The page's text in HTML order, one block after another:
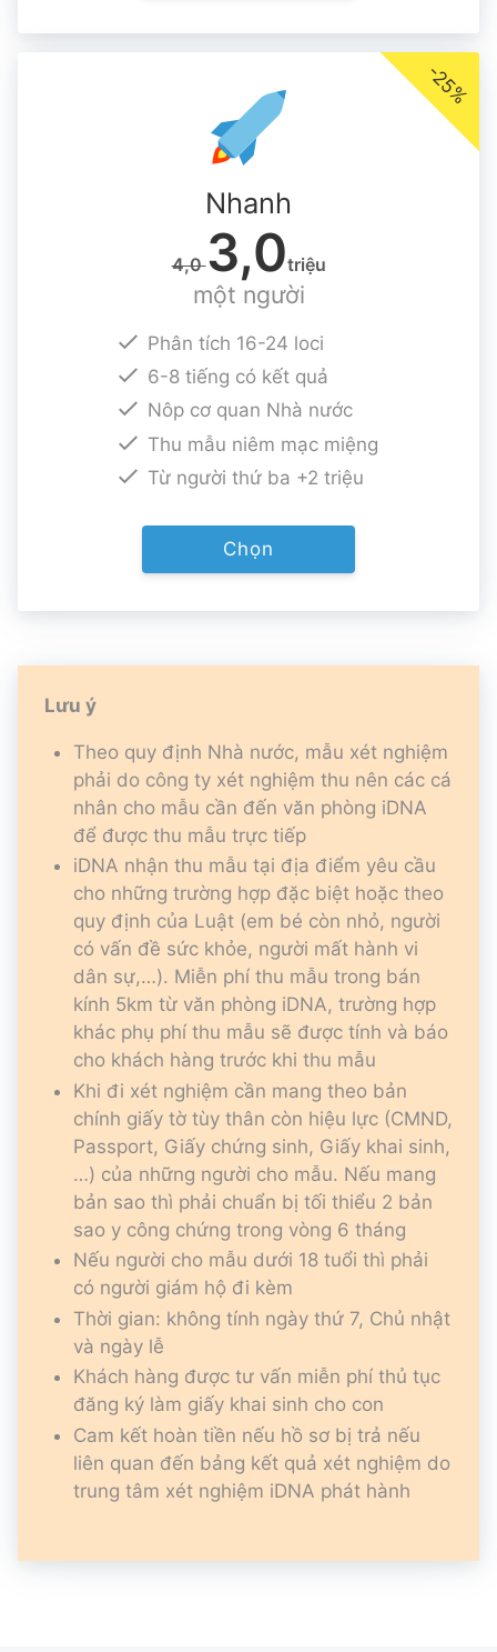
Nhanh
-25%
4,03,0triệu
một người
Phân tích 16-24 loci
6-8 tiếng có kết quả
Nôp cơ quan Nhà nước
Thu mẫu niêm mạc miệng
Từ người thứ ba +2 triệu
Chọn
Lưu ý
Theo quy định Nhà nước, mẫu xét nghiệm
phải do công ty xét nghiệm thu nên các cá
nhân cho mẫu cần đến văn phòng iDNA
để được thu mẫu trực tiếp
iDNA nhận thu mẫu tại địa điểm yêu cầu
cho những trường hợp đặc biệt hoặc theo
quy định của Luật (em bé còn nhỏ, người
có vấn đề sức khỏe, người mất hành vi
dân sự,…). Miễn phí thu mẫu trong bán
kính 5km từ văn phòng iDNA, trường hợp
khác phụ phí thu mẫu sẽ được tính và báo
cho khách hàng trước khi thu mẫu
Khi đi xét nghiệm cần mang theo bản
chính giấy tờ tùy thân còn hiệu lực (CMND,
Passport, Giấy chứng sinh, Giấy khai sinh,
…) của những người cho mẫu. Nếu mang
bản sao thì phải chuẩn bị tối thiểu 2 bản
sao y công chứng trong vòng 6 tháng
Nếu người cho mẫu dưới 18 tuổi thì phải
có người giám hộ đi kèm
Thời gian: không tính ngày thứ 7, Chủ nhật
và ngày lễ
Khách hàng được tư vấn miễn phí thủ tục
đăng ký làm giấy khai sinh cho con
Cam kết hoàn tiền nếu hồ sơ bị trả nếu
liên quan đến bảng kết quả xét nghiệm do
trung tâm xét nghiệm iDNA phát hành